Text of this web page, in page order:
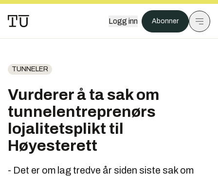
Logg inn Abonner
TUNNELER
Vurderer å ta sak om
tunnelentreprenørs
lojalitetsplikt til
Høyesterett
- Det er om lag tredve år siden siste sak om